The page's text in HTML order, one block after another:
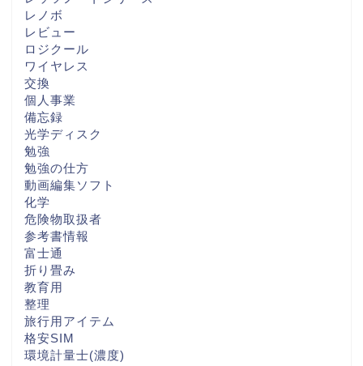
レノボ
レビュー
ロジクール
ワイヤレス
交換
個人事業
備忘録
光学ディスク
勉強
勉強の仕方
動画編集ソフト
化学
危険物取扱者
参考書情報
富士通
折り畳み
教育用
整理
旅行用アイテム
格安SIM
環境計量士(濃度)